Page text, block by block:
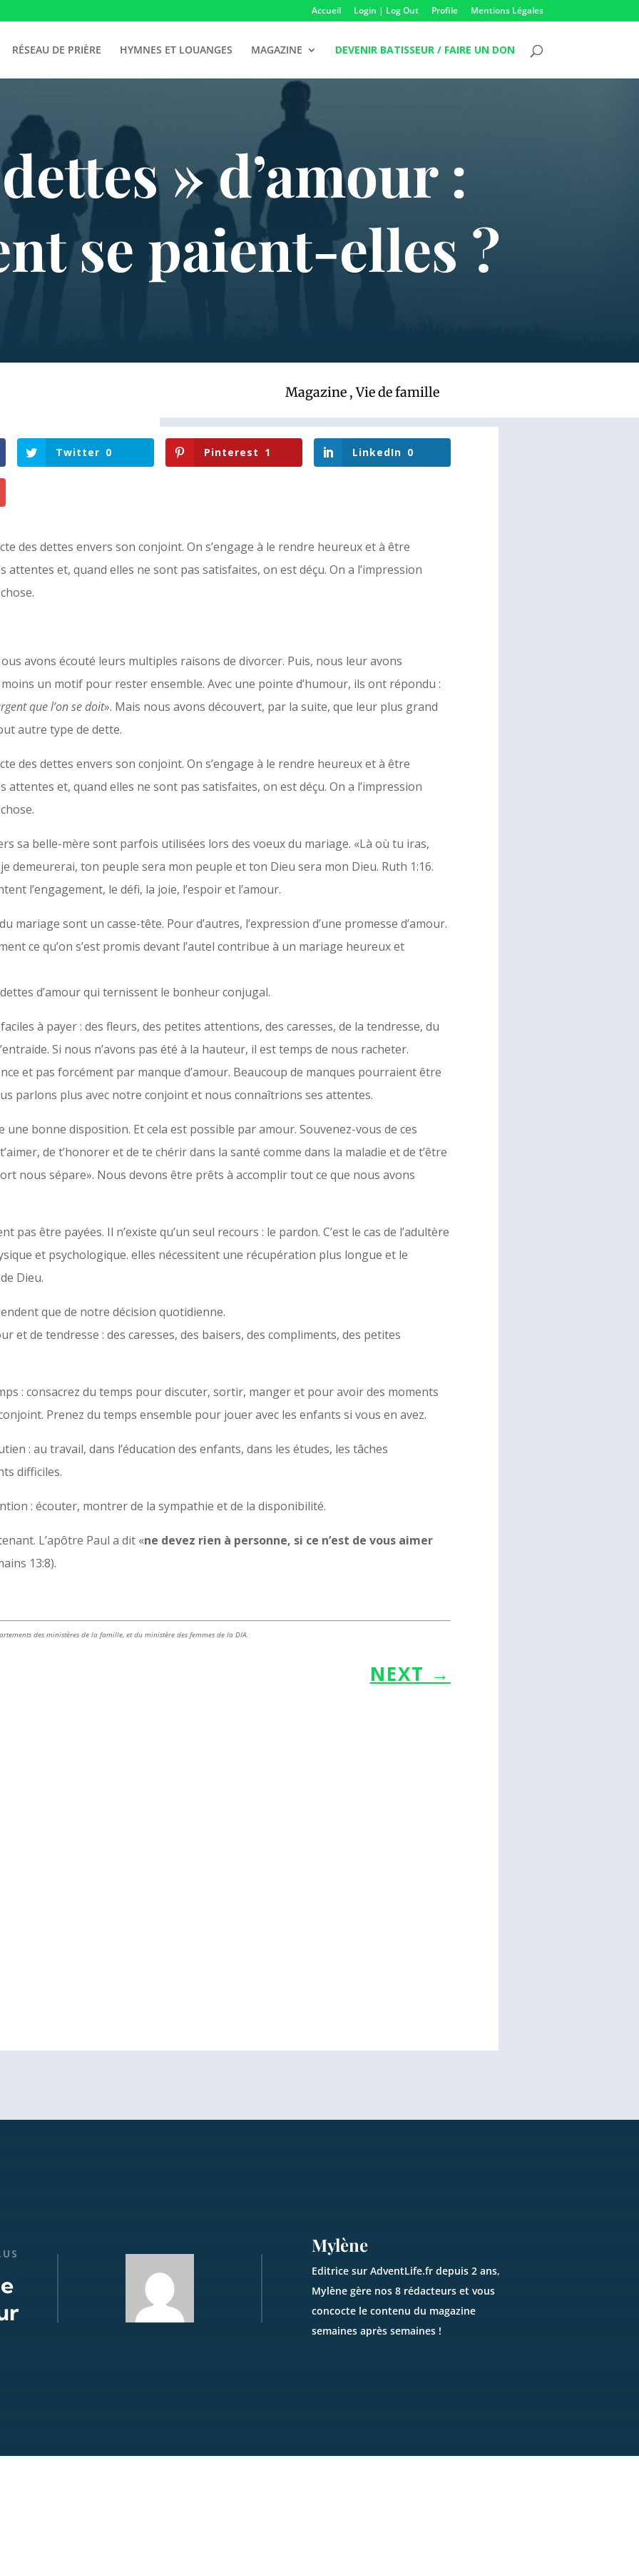
Accueil Login | Log Out Profile Mentions Légales
RÉSEAU DE PRIÈRE HYMNES ET LOUANGES MAGAZINE DEVENIR BATISSEUR / FAIRE UN DON
» d’amour :
se paient-elles ?
Magazine,Vie de famille
Twitter 0 Pinterest 1 LinkedIn 0
des dettes envers son conjoint. On s’engage à le rendre heureux et à être
attentes et, quand elles ne sont pas satisfaites, on est déçu. On a l’impression
avons écouté leurs multiples raisons de divorcer. Puis, nous leur avons
moins un motif pour rester ensemble. Avec une pointe d’humour, ils ont répondu :
que l’on se doit». Mais nous avons découvert, par la suite, que leur plus grand
autre type de dette.
des dettes envers son conjoint. On s’engage à le rendre heureux et à être
attentes et, quand elles ne sont pas satisfaites, on est déçu. On a l’impression
sa belle-mère sont parfois utilisées lors des voeux du mariage. «Là où tu iras,
demeurerai, ton peuple sera mon peuple et ton Dieu sera mon Dieu. Ruth 1:16.
l’engagement, le défi, la joie, l’espoir et l’amour.
mariage sont un casse-tête. Pour d’autres, l’expression d’une promesse d’amour.
ce qu’on s’est promis devant l’autel contribue à un mariage heureux et
d’amour qui ternissent le bonheur conjugal.
à payer : des fleurs, des petites attentions, des caresses, de la tendresse, du
Si nous n’avons pas été à la hauteur, il est temps de nous racheter.
et pas forcément par manque d’amour. Beaucoup de manques pourraient être
parlons plus avec notre conjoint et nous connaîtrions ses attentes.
une bonne disposition. Et cela est possible par amour. Souvenez-vous de ces
de t’honorer et de te chérir dans la santé comme dans la maladie et de t’être
nous sépare». Nous devons être prêts à accomplir tout ce que nous avons
pas être payées. Il n’existe qu’un seul recours : le pardon. C’est le cas de l’adultère
et psychologique. elles nécessitent une récupération plus longue et le
Dieu.
que de notre décision quotidienne.
et de tendresse : des caresses, des baisers, des compliments, des petites
: consacrez du temps pour discuter, sortir, manger et pour avoir des moments
Prenez du temps ensemble pour jouer avec les enfants si vous en avez.
: au travail, dans l’éducation des enfants, dans les études, les tâches
difficiles.
: écouter, montrer de la sympathie et de la disponibilité.
L’apôtre Paul a dit «ne devez rien à personne, si ce n’est de vous aimer
13:8).
des ministères de la famille, et du ministère des femmes de la DIA.
NEXT →
Mylène
Editrice sur AdventLife.fr depuis 2 ans,
Mylène gère nos 8 rédacteurs et vous
concocte le contenu du magazine
semaines après semaines !